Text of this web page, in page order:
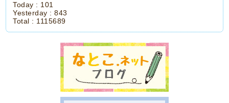
Today : 101
Yesterday :843
Total : 1115689